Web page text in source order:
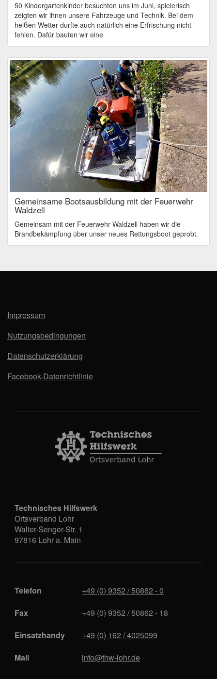
50 Kindergartenkinder besuchten uns im Juni, spielerisch
zeigten wir ihnen unsere Fahrzeuge und Technik. Bei dem
heißen Wetter durfte auch natürlich eine Erfrischung nicht
fehlen. Dafür bauten wir eine
Gemeinsame Bootsausbildung mit der Feuerwehr
Waldzell
Gemeinsam mit der Feuerwehr Waldzell haben wir die
Brandbekämpfung über unser neues Rettungsboot geprobt.
Impressum
Nutzungsbedingungen
Datenschutzerklärung
Facebook-Datenrichtlinie
Technisches Hilfswerk
Ortsverband Lohr
Walter-Senger-Str. 1
97816 Lohr a. Main
Telefon
+49 (0) 9352 / 50862 - 0
Fax
+49 (0) 9352 / 50862 - 18
Einsatzhandy
+49 (0) 162 / 4025099
Mail
info@thw-lohr.de